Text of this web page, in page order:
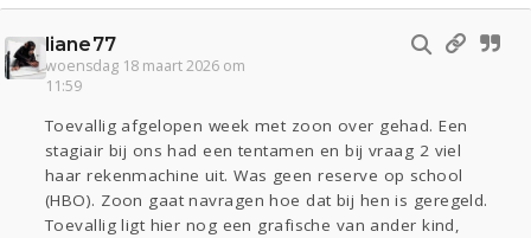
liane77
woensdag 18 maart 2026 om
11:59
Toevallig afgelopen week met zoon over gehad. Een
stagiair bij ons had een tentamen en bij vraag 2 viel
haar rekenmachine uit. Was geen reserve op school
(HBO). Zoon gaat navragen hoe dat bij hen is geregeld.
Toevallig ligt hier nog een grafische van ander kind,